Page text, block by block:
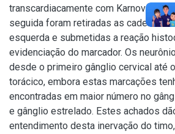
transcardiacamente com Karnovsky
seguida foram retiradas as cadeias
esquerda e submetidas a reação
evidenciação do marcador. Os
desde o primeiro gânglio cervical até
torácico, embora estas marcações
encontradas em maior número no
e gânglio estrelado. Estes achados
entendimento desta inervação do